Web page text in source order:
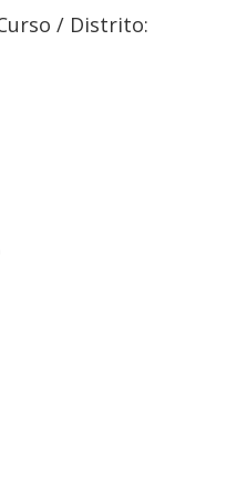
/ Distrito: